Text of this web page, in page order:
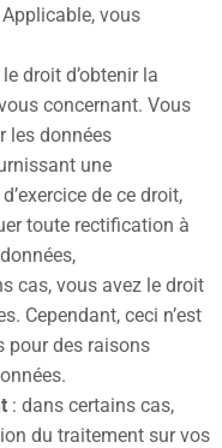
vous
droit d’obtenir la
concernant. Vous
les données
une
de ce droit,
toute rectification à
cas, vous avez le droit
Cependant, ceci n’est
pour des raisons
: dans certains cas,
du traitement sur vos